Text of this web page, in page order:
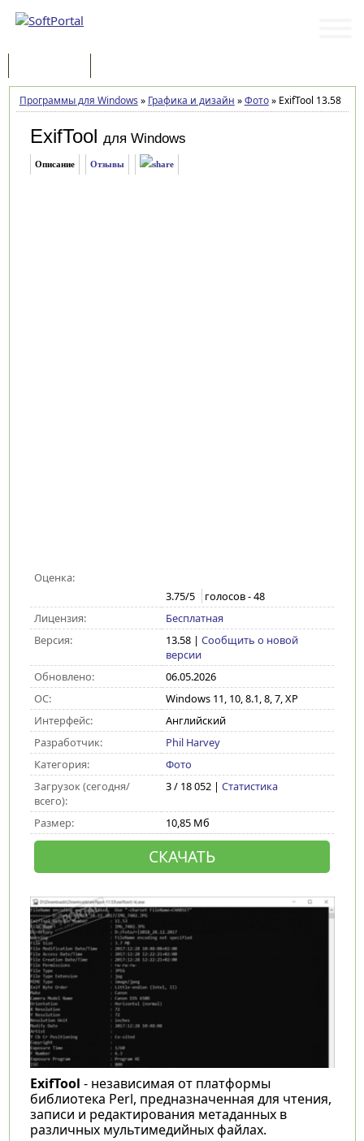
Программы для Windows » Графика и дизайн »Фото»ExifTool 13.58
ExifTool для Windows
Описание Отзывы
Оценка:
3.75/5 голосов -48
Лицензия:
Бесплатная
Версия:
13.58| Сообщить о новой
версии
Обновлено:
06.05.2026
ОС:
Windows 11, 10, 8.1, 8, 7, XP
Интерфейс:
Английский
Разработчик:
Phil Harvey
Категория:
Фото
Загрузок (сегодня/
всего):
3 / 18 052 | Статистика
Размер: 10,85 Мб
СКАЧАТЬ
ExifTool - независимая от платформы
библиотека Perl, предназначенная для чтения,
записи и редактирования метаданных в
различных мультимедийных файлах.